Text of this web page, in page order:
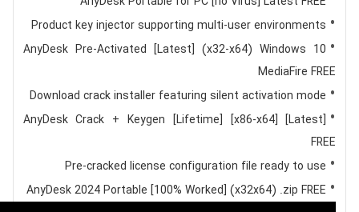
Product key injector supporting multi-user environments
AnyDesk Pre-Activated [Latest] (x32-x64) Windows 10
MediaFire FREE
Download crack installer featuring silent activation mode
AnyDesk Crack + Keygen [Lifetime] [x86-x64] [Latest]
FREE
Pre-cracked license configuration file ready to use
AnyDesk 2024 Portable [100% Worked] (x32x64) .zip FREE